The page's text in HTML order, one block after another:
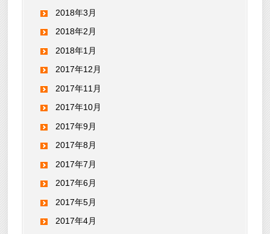
2018年3月
2018年2月
2018年1月
2017年12月
2017年11月
2017年10月
2017年9月
2017年8月
2017年7月
2017年6月
2017年5月
2017年4月